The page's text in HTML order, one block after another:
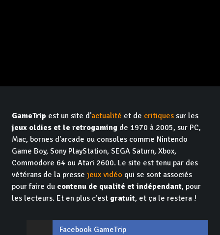
GameTrip est un site d'actualité et de critiques sur les
jeux oldies et le retrogaming de 1970 à 2005, sur PC,
Mac, bornes d'arcade ou consoles comme Nintendo
Game Boy, Sony PlayStation, SEGA Saturn, Xbox,
Commodore 64 ou Atari 2600. Le site est tenu par des
vétérans de la presse jeux vidéo qui se sont associés
pour faire du contenu de qualité et indépendant, pour
les lecteurs. Et en plus c'est gratuit, et ça le restera !
Facebook GameTrip